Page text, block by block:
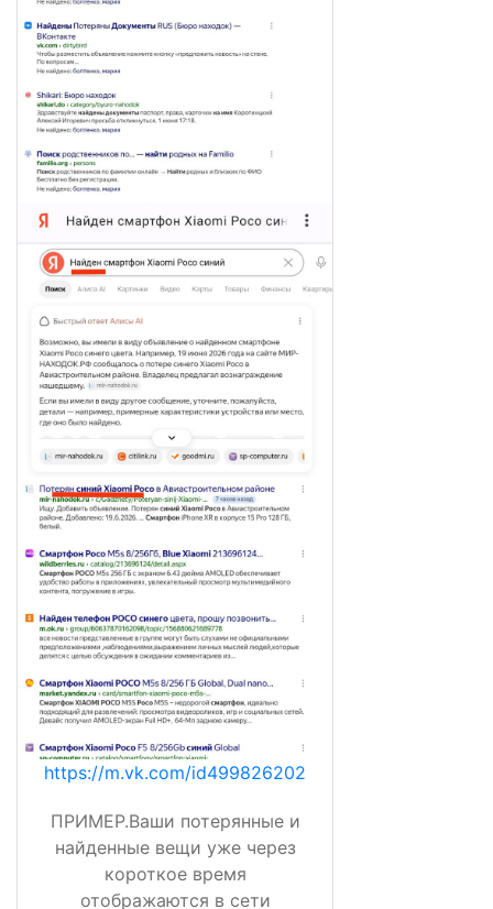
https://m.vk.com/id499826202
ПРИМЕР.Ваши потерянные и
найденные вещи уже через
короткое время
отображаются в сети